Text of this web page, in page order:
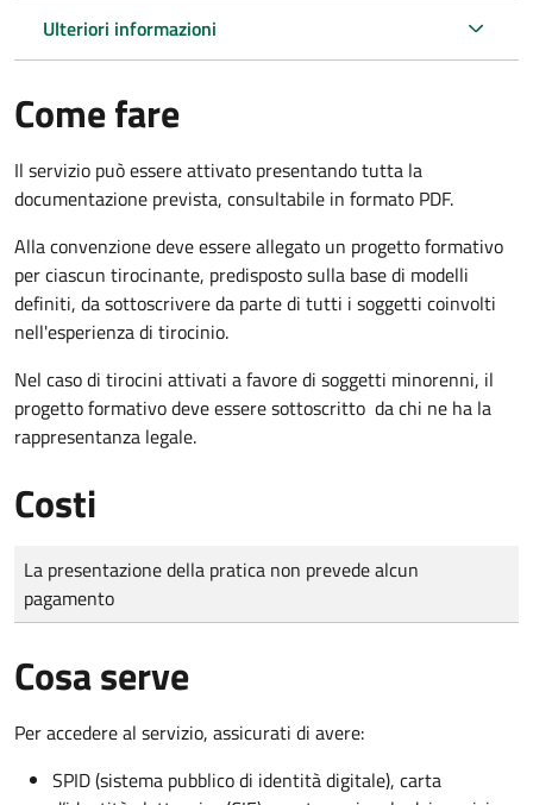
Ulteriori informazioni
Come fare
Il servizio può essere attivato presentando tutta la
documentazione prevista, consultabile in formato PDF.
Alla convenzione deve essere allegato un progetto formativo
per ciascun tirocinante, predisposto sulla base di modelli
definiti, da sottoscrivere da parte di tutti i soggetti coinvolti
nell'esperienza di tirocinio.
Nel caso di tirocini attivati a favore di soggetti minorenni, il
progetto formativo deve essere sottoscritto da chi ne ha la
rappresentanza legale.
Costi
Tipo di pagamento
Importo
La presentazione della pratica non prevede alcun
pagamento
Cosa serve
Per accedere al servizio, assicurati di avere:
SPID (sistema pubblico di identità digitale), carta